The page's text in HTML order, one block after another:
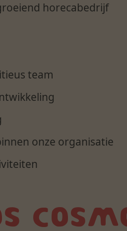
horecabedrijf
team
onze organisatie